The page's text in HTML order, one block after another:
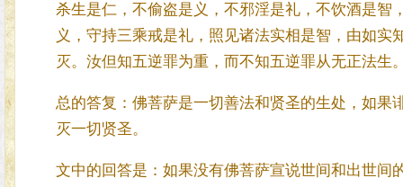
杀生是仁，不偷盗是义，不邪淫是礼，不饮酒是智
义，守持三乘戒是礼，照见诸法实相是智，由如
灭。汝但知五逆罪为重，而不知五逆罪从无正法生
总的答复：佛菩萨是一切善法和贤圣的生处，如果
灭一切贤圣。
文中的回答是：如果没有佛菩萨宣说世间和出世间